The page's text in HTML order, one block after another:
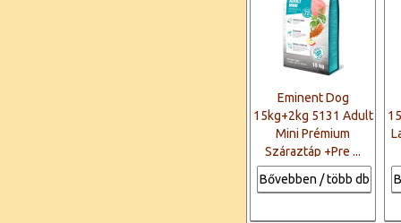
Eminent Dog
15kg+2kg 5131 Adult
Mini Prémium
Száraztáp +Pre ...
Bővebben / több db